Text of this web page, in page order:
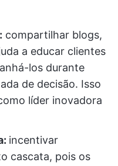
compartilhar blogs,
a educar clientes
los durante
de decisão. Isso
líder inovadora
incentivar
cascata, pois os